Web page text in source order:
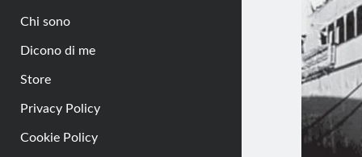
Chi sono
Dicono di me
Store
Privacy Policy
Cookie Policy